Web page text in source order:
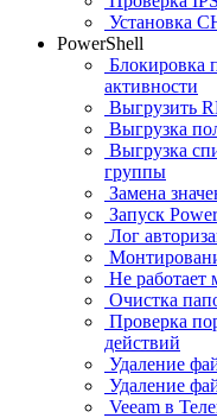
Установка
PowerShell
Блокировка
активности
Выгрузить
Выгрузка
Выгрузка
группы
Замена
Запуск
Лог
Не
Очистка
Проверка
действий
Удаление
Удаление
Veeam в